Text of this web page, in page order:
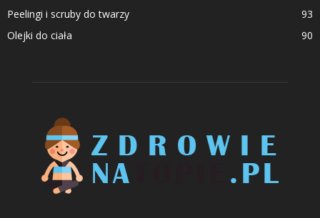
Peelingi i scruby do twarzy
93
Olejki do ciała
90